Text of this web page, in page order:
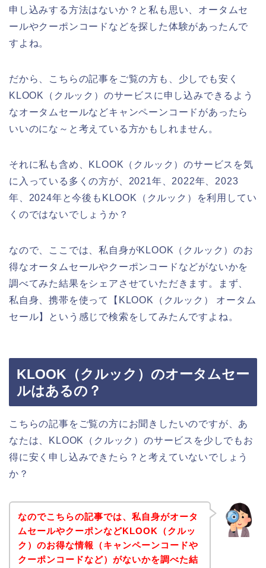
申し込みする方法はないか？と私も思い、オータムセ
ールやクーポンコードなどを探した体験があったんで
すよね。
だから、こちらの記事をご覧の方も、少しでも安く
KLOOK（クルック）のサービスに申し込みできるよう
なオータムセールなどキャンペーンコードがあったら
いいのにな～と考えている方かもしれません。
それに私も含め、KLOOK（クルック）のサービスを気
に入っている多くの方が、2021年、2022年、2023
年、2024年と今後もKLOOK（クルック）を利用してい
くのではないでしょうか？
なので、ここでは、私自身がKLOOK（クルック）のお
得なオータムセールやクーポンコードなどがないかを
調べてみた結果をシェアさせていただきます。まず、
私自身、携帯を使って【KLOOK（クルック） オータム
セール】という感じで検索をしてみたんですよね。
KLOOK（クルック）のオータムセー
ルはあるの？
こちらの記事をご覧の方にお聞きしたいのですが、あ
なたは、KLOOK（クルック）のサービスを少しでもお
得に安く申し込みできたら？と考えていないでしょう
か？
なのでこちらの記事では、私自身がオータ
ムセールやクーポンなどKLOOK（クルッ
ク）のお得な情報（キャンペーンコードや
クーポンコードなど）がないかを調べた結